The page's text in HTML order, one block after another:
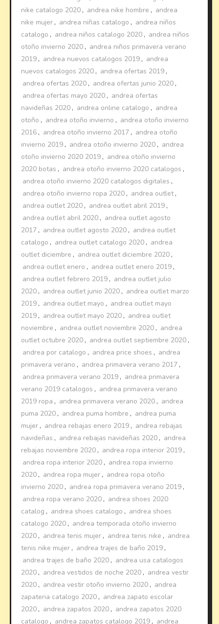
nike catalogo 2020 , andrea nike hombre , andrea
nike mujer , andrea niñas catalogo , andrea niños
catalogo , andrea niños catalogo 2020 , andrea niños
otoño invierno 2020 , andrea niños primavera verano
2019 , andrea nuevos catalogos 2019 , andrea
nuevos catalogos 2020 , andrea ofertas 2019 ,
andrea ofertas 2020 , andrea ofertas junio 2020 ,
andrea ofertas mayo 2020 , andrea ofertas
navideñas 2020 , andrea online catalogo , andrea
otoño , andrea otoño invierno , andrea otoño invierno
2016 , andrea otoño invierno 2017 , andrea otoño
invierno 2019 , andrea otoño invierno 2020 , andrea
otoño invierno 2020 2019 , andrea otoño invierno
2020 botas , andrea otoño invierno 2020 catalogos ,
andrea otoño invierno 2020 catalogos digitales ,
andrea otoño invierno ropa 2020 , andrea outlet,
andrea outlet 2020 , andrea outlet abril 2019 ,
andrea outlet abril 2020 , andrea outlet agosto
2017 , andrea outlet agosto 2020 , andrea outlet
catalogo , andrea outlet catalogo 2020 , andrea
outlet diciembre , andrea outlet diciembre 2020 ,
andrea outlet enero , andrea outlet enero 2019 ,
andrea outlet febrero 2019 , andrea outlet julio
2020 , andrea outlet junio 2020 , andrea outlet marzo
2019 , andrea outlet mayo , andrea outlet mayo
2019 , andrea outlet mayo 2020 , andrea outlet
noviembre , andrea outlet noviembre 2020 , andrea
outlet octubre 2020 , andrea outlet septiembre 2020 ,
andrea por catalogo , andrea price shoes , andrea
primavera verano , andrea primavera verano 2017 ,
andrea primavera verano 2019 , andrea primavera
verano 2019 catalogos , andrea primavera verano
2019 ropa , andrea primavera verano 2020 , andrea
puma 2020 , andrea puma hombre , andrea puma
mujer , andrea rebajas enero 2019 , andrea rebajas
navideñas , andrea rebajas navideñas 2020 , andrea
rebajas noviembre 2020 , andrea ropa interior 2019 ,
andrea ropa interior 2020 , andrea ropa invierno
2020 , andrea ropa mujer , andrea ropa otoño
invierno 2020 , andrea ropa primavera verano 2019 ,
andrea ropa verano 2020 , andrea shoes 2020
catalog , andrea shoes catalogo , andrea shoes
catalogo 2020 , andrea temporada otoño invierno
2020 , andrea tenis mujer , andrea tenis nike , andrea
tenis nike mujer , andrea trajes de baño 2019 ,
andrea trajes de baño 2020 , andrea usa catalogos
2020 , andrea vestidos de noche 2020 , andrea vestir
2020 , andrea vestir otoño invierno 2020 , andrea
zapateria catalogo 2020 , andrea zapato escolar
2020 , andrea zapatos 2020 , andrea zapatos 2020
catalogo , andrea zapatos catalogo 2019 , andrea